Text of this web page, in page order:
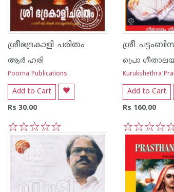
ശ്രീഭദ്രകാളി ചരിതം
ആര്‍ ഹരി
Poorna Publications
Add to Cart
Rs 30.00
5
4
2
1
Kurukshethra
Add to Cart
Rs 160.00
5
4
3
2
1